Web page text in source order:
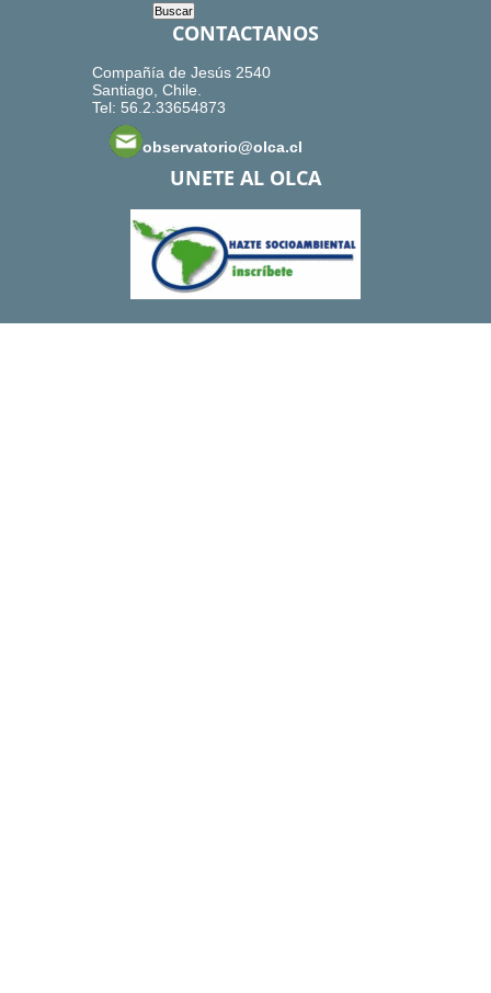
CONTACTANOS
Compañía de Jesús 2540
Santiago, Chile.
Tel: 56.2.33654873
observatorio@olca.cl
UNETE AL OLCA